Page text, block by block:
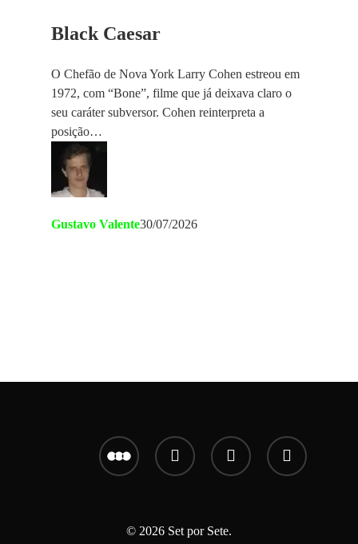
Black Caesar
O Chefão de Nova York Larry Cohen estreou em
1972, com “Bone”, filme que já deixava claro o
seu caráter subversor. Cohen reinterpreta a
posição…
Gustavo Valente30/07/2026
letterboxd youtube instagram email
© 2026 Set por Sete.